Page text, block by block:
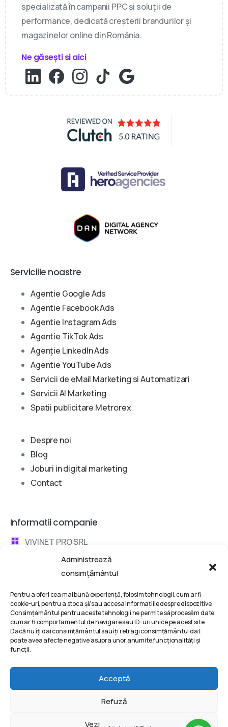
Administrează
consimțământul
Pentru a oferi cea mai bună experiență, folosim tehnologii, cum ar fi
cookie-uri, pentru a stoca și/sau accesa informațiile despre dispozitive.
Consimțământul pentru aceste tehnologii ne permite să procesăm date,
cum ar fi comportamentul de navigare sau ID-uri unice pe acest site.
Dacă nu îți dai consimțământul sau îți retragi consimțământul dat
poate avea afecte negative asupra unor anumite funcționalități și
funcții.
Acceptă
Refuză
Vezi preferințele
specializată în campanii PPC și soluții de
performance, dedicată creșterii brandurilor și
magazinelor online din România.
Ne găsești si aici
Serviciile noastre
Agentie Google Ads
Agentie Facebook Ads
Agentie Instagram Ads
Agentie TikTok Ads
Agenție LinkedIn Ads
Agentie YouTube Ads
Servicii de eMail Marketing si Automatizari
Servicii AI Marketing
Spatii publicitare Metrorex
Despre noi
Blog
Joburi in digital marketing
Contact
Informatii companie
VIVINET PRO SRL
Bd. Metalurgiei 132, Bucharest, Romania
Discuta cu un consultant
Termeni si conditii
Politica de Confidentialitate
2025 | VIVINET PRO SRL © All rights reserved @ Powered